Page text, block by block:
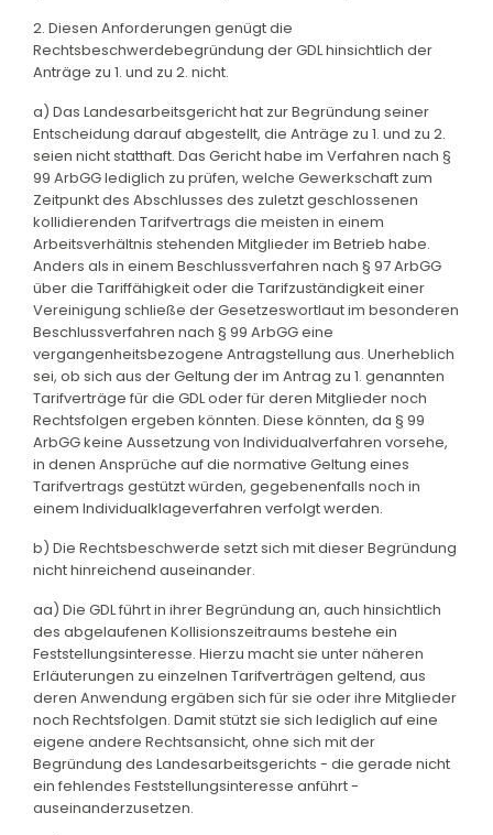
2. Diesen Anforderungen genügt die
Rechtsbeschwerdebegründung der GDL hinsichtlich der
Anträge zu 1. und zu 2. nicht.
a) Das Landesarbeitsgericht hat zur Begründung seiner
Entscheidung darauf abgestellt, die Anträge zu 1. und zu 2.
seien nicht statthaft. Das Gericht habe im Verfahren nach §
99 ArbGG lediglich zu prüfen, welche Gewerkschaft zum
Zeitpunkt des Abschlusses des zuletzt geschlossenen
kollidierenden Tarifvertrags die meisten in einem
Arbeitsverhältnis stehenden Mitglieder im Betrieb habe.
Anders als in einem Beschlussverfahren nach § 97 ArbGG
über die Tariffähigkeit oder die Tarifzuständigkeit einer
Vereinigung schließe der Gesetzeswortlaut im besonderen
Beschlussverfahren nach § 99 ArbGG eine
vergangenheitsbezogene Antragstellung aus. Unerheblich
sei, ob sich aus der Geltung der im Antrag zu 1. genannten
Tarifverträge für die GDL oder für deren Mitglieder noch
Rechtsfolgen ergeben könnten. Diese könnten, da § 99
ArbGG keine Aussetzung von Individualverfahren vorsehe,
in denen Ansprüche auf die normative Geltung eines
Tarifvertrags gestützt würden, gegebenenfalls noch in
einem Individualklageverfahren verfolgt werden.
b) Die Rechtsbeschwerde setzt sich mit dieser Begründung
nicht hinreichend auseinander.
aa) Die GDL führt in ihrer Begründung an, auch hinsichtlich
des abgelaufenen Kollisionszeitraums bestehe ein
Feststellungsinteresse. Hierzu macht sie unter näheren
Erläuterungen zu einzelnen Tarifverträgen geltend, aus
deren Anwendung ergäben sich für sie oder ihre Mitglieder
noch Rechtsfolgen. Damit stützt sie sich lediglich auf eine
eigene andere Rechtsansicht, ohne sich mit der
Begründung des Landesarbeitsgerichts - die gerade nicht
ein fehlendes Feststellungsinteresse anführt -
auseinanderzusetzen.